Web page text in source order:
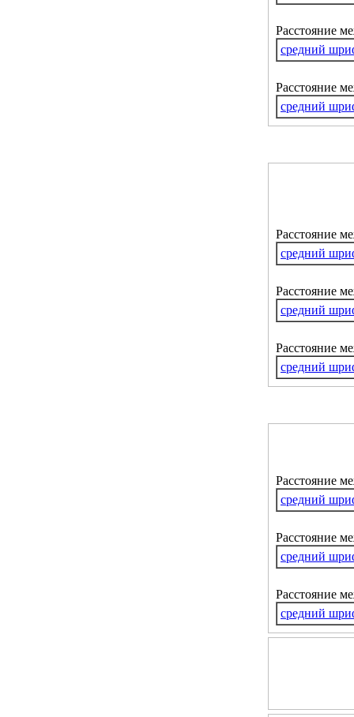
Расстояние
средний
Расстояние
средний
Расстояние
средний
Расстояние
средний
Расстояние
средний
Расстояние
средний
Расстояние
средний
Расстояние
средний